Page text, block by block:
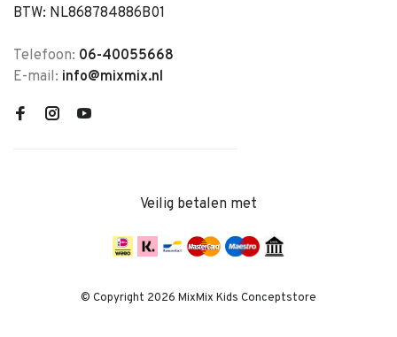
BTW: NL868784886B01
Telefoon: 06-40055668
E-mail: info@mixmix.nl
Veilig betalen met
© Copyright 2026 MixMix Kids Conceptstore